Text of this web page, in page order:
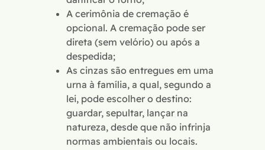
A cerimônia de cremação é
opcional. A cremação pode ser
direta (sem velório) ou após a
despedida;
As cinzas são entregues em uma
urna à família, a qual, segundo a
lei, pode escolher o destino:
guardar, sepultar, lançar na
natureza, desde que não infrinja
normas ambientais ou locais.